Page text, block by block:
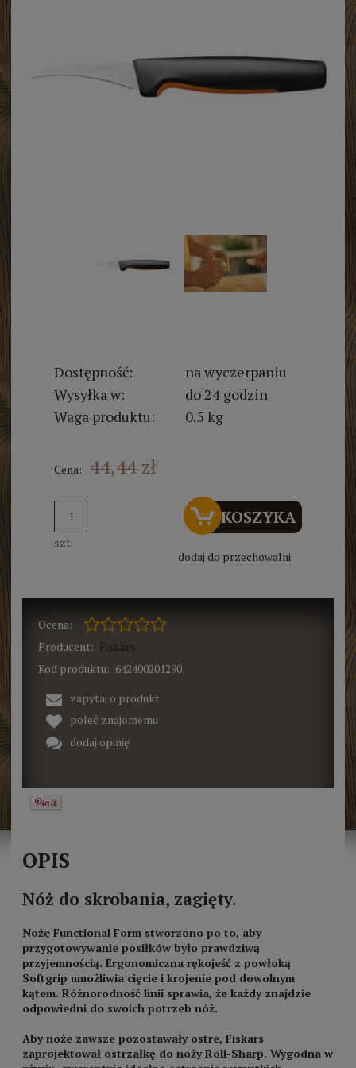
Dostępność:
na wyczerpaniu
Wysyłka w:
do 24 godzin
Waga produktu:
0.5 kg
Cena: 44,44 zł
szt.
DO KOSZYKA
dodaj do przechowalni
Ocena:
Producent: Fiskars
Kod produktu: 642400201290
zapytaj o produkt
poleć znajomemu
dodaj opinię
OPIS
Nóż do skrobania, zagięty.
Noże Functional Form stworzono po to, aby
przygotowywanie posiłków było prawdziwą
przyjemnością. Ergonomiczna rękojeść z powłoką
Softgrip umożliwia cięcie i krojenie pod dowolnym
kątem. Różnorodność linii sprawia, że każdy znajdzie
odpowiedni do swoich potrzeb nóż.
Aby noże zawsze pozostawały ostre, Fiskars
zaprojektował ostrzałkę do noży Roll-Sharp. Wygodna w